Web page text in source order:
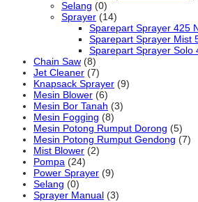
Selang (0)
Sprayer (14)
Sparepart Sprayer 425
Sparepart Sprayer Mist
Sparepart Sprayer Solo
Chain Saw (8)
Jet Cleaner (7)
Knapsack Sprayer (9)
Mesin Blower (6)
Mesin Bor Tanah (3)
Mesin Fogging (8)
Mesin Potong Rumput Dorong (5)
Mesin Potong Rumput Gendong (7)
Mist Blower (2)
Pompa (24)
Power Sprayer (9)
Selang (0)
Sprayer Manual (3)